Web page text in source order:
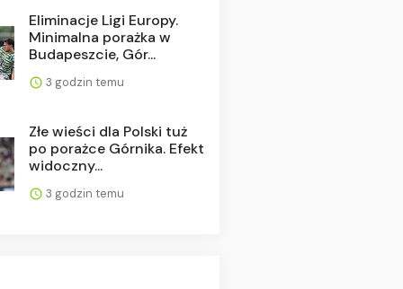
Eliminacje Ligi Europy.
Minimalna porażka w
Budapeszcie, Gór...
3 godzin temu
Złe wieści dla Polski tuż
po porażce Górnika. Efekt
widoczny...
3 godzin temu